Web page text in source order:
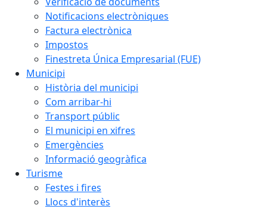
Notificacions electròniques
Factura electrònica
Impostos
Finestreta Única Empresarial (FUE)
Municipi
Història del municipi
Com arribar-hi
Transport públic
El municipi en xifres
Emergències
Informació geogràfica
Turisme
Festes i fires
Llocs d'interès